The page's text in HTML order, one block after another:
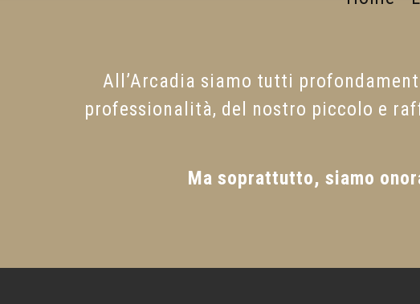
All’Arcadia siamo tutti
professionalità, del nostro piccolo e
Ma soprattutto, siamo